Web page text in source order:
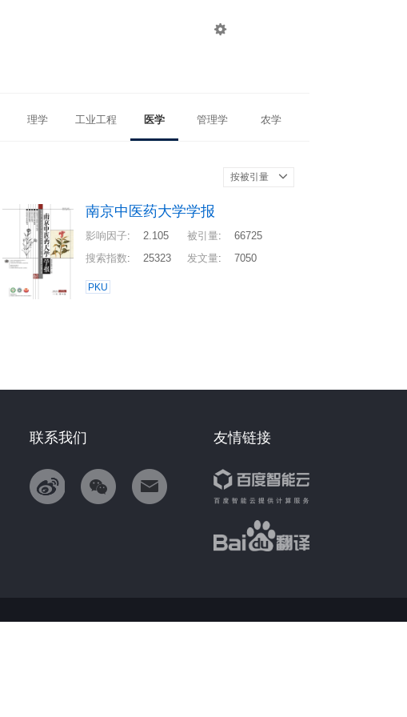

理学 工业工程 医学 管理学 农学
按被引量
南京中医药大学学报
影响因子: 2.105 被引量:
66725
搜索指数: 25323 发文量: 7050
PKU
友情链接
联系我们